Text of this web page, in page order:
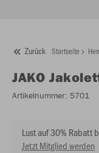
Zurück Startseite
JAKO
Artikelnummer: 5701
Lust auf 30% Rabatt
Jetzt Mitglied werden